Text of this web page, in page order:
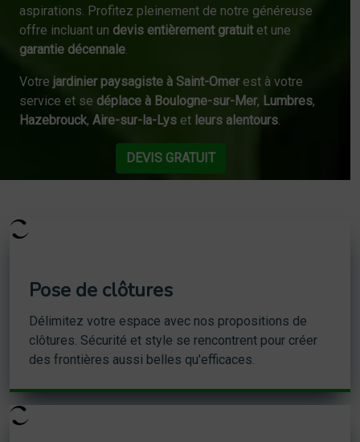
aspirations. Profitez pleinement de notre généreuse
offre incluant un devis entièrement gratuitet une
garantie décennale.
Votre jardinier paysagiste à Saint-Omerest à votre
service et se déplace à Boulogne-sur-Mer, Lumbres,
Hazebrouck, Aire-sur-la-Lys et leurs alentours.
DEVIS GRATUIT
Pose de clôtures
Délimitez votre espace avec nos propositions de
clôtures. Sécurité et style se rencontrent pour créer
des frontières aussi belles qu'efficaces.